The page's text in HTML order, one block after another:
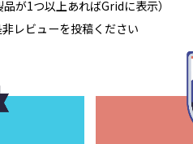
が1つ以上あればGridに表示）
レビューを投稿ください